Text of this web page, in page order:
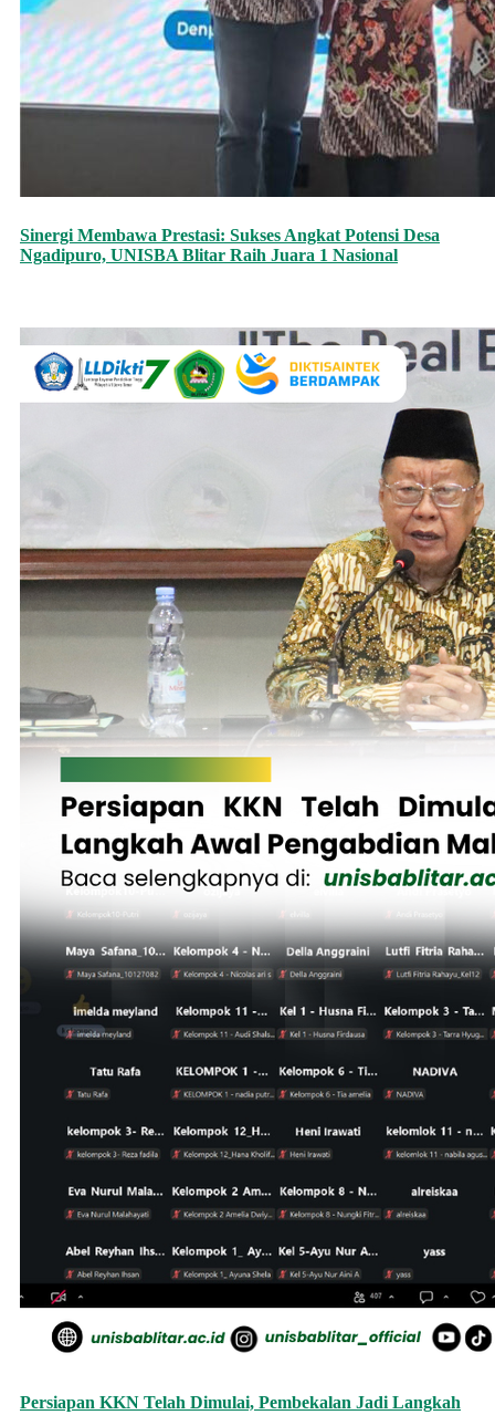
Sinergi Membawa Prestasi: Sukses Angkat Potensi Desa
Ngadipuro, UNISBA Blitar Raih Juara 1 Nasional
Persiapan KKN Telah Dimulai, Pembekalan Jadi Langkah